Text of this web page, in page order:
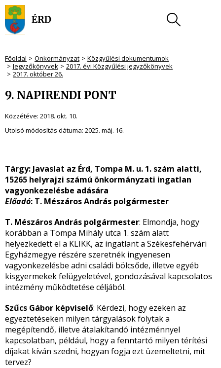
Főoldal Önkormányzat
Közgyűlési dokumentumok
Jegyzőkönyvek
2017. évi Közgyűlési jegyzőkönyvek
2017. október 26.
9. NAPIRENDI PONT
Közzétéve: 2018. okt. 10.
Utolsó módosítás dátuma: 2025. máj. 16.
Tárgy: Javaslat az Érd, Tompa M. u. 1. szám alatti,
15265 helyrajzi számú önkormányzati ingatlan
vagyonkezelésbe adására
Előadó: T. Mészáros András polgármester
T. Mészáros András polgármester: Elmondja, hogy
korábban a Tompa Mihály utca 1. szám alatt
helyezkedett el a KLIKK, az ingatlant a Székesfehérvári
Egyházmegye részére szeretnék ingyenesen
vagyonkezelésbe adni családi bölcsőde, illetve egyéb
kisgyermekek felügyeletével, gondozásával kapcsolatos
intézmény működtetése céljából.
Szűcs Gábor képviselő: Kérdezi, hogy ezeken az
egyeztetéseken milyen tárgyalások folytak a
megépítendő, illetve átalakítandó intézménnyel
kapcsolatban, például, hogy a fenntartó milyen térítési
díjakat kíván szedni, hogyan fogja ezt üzemeltetni, mit
tervez?